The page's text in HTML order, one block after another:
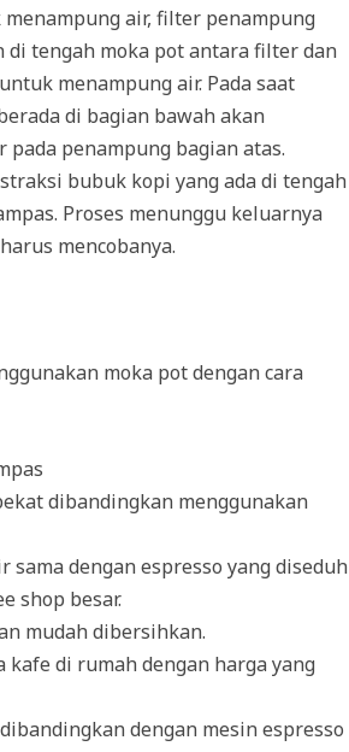
air, filter penampung
tengah moka pot antara filter dan
menampung air. Pada saat
di bagian bawah akan
penampung bagian atas.
bubuk kopi yang ada di tengah
Proses menunggu keluarnya
mencobanya.
moka pot dengan cara
dibandingkan menggunakan
dengan espresso yang diseduh
shop besar.
mudah dibersihkan.
di rumah dengan harga yang
dengan mesin espresso